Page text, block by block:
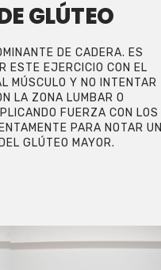
GLÚTEO
DE CADERA. ES
ESTE EJERCICIO CON EL
MÚSCULO Y NO INTENTAR
LA ZONA LUMBAR O
FUERZA CON LOS
PARA NOTAR UN
GLÚTEO MAYOR.